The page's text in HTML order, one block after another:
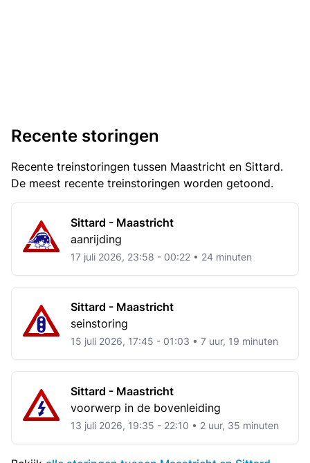
Recente storingen
Recente treinstoringen tussen Maastricht en Sittard.
De meest recente treinstoringen worden getoond.
Sittard - Maastricht
aanrijding
17 juli 2026, 23:58 - 00:22 • 24 minuten
Sittard - Maastricht
seinstoring
15 juli 2026, 17:45 - 01:03 • 7 uur, 19 minuten
Sittard - Maastricht
voorwerp in de bovenleiding
13 juli 2026, 19:35 - 22:10 • 2 uur, 35 minuten